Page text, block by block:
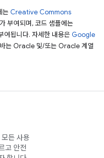
는 Creative Commons
부여되며, 코드 샘플에는
여됩니다. 자세한 내용은 Google
는 Oracle 및/또는 Oracle 계열
든 사용
고 안전